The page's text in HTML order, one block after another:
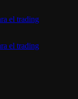
el trading
el trading